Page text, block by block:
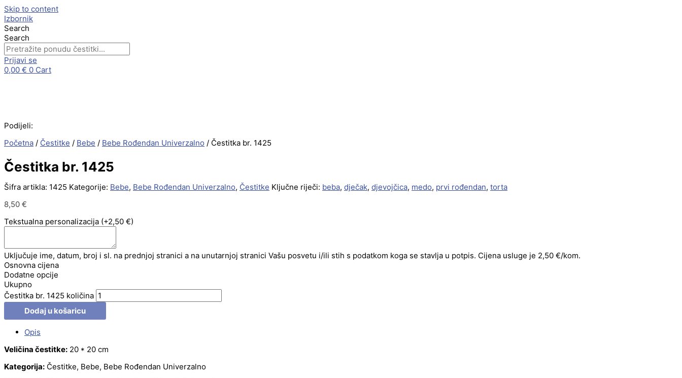
Skip to content
Izbornik
Search
Search
Prijavi se
0,00 € 0 Cart
Podijeli:
Početna / Čestitke / Bebe / Bebe Rođendan Univerzalno / Čestitka br. 1425
Čestitka br. 1425
Šifra artikla: 1425 Kategorije: Bebe, Bebe Rođendan Univerzalno, Čestitke Ključne riječi: beba, dječak, djevojčica, medo, prvi rođendan, torta
8,50 €
Tekstualna personalizacija (+2,50 €)
Uključuje ime, datum, broj i sl. na prednjoj stranici a na unutarnjoj stranici Vašu posvetu i/ili stih s podatkom koga se stavlja u potpis. Cijena usluge je 2,50 €/kom.
Osnovna cijena
Dodatne opcije
Ukupno
Čestitka br. 1425 količina
Dodaj u košaricu
Opis
Veličina čestitke: 20 * 20 cm
Kategorija: Čestitke, Bebe, Bebe Rođendan Univerzalno